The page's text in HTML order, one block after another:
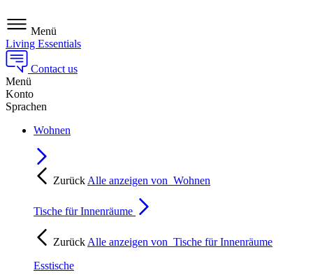
Menü
Living Essentials
Contact us
Menü
Konto
Sprachen
Wohnen
Zurück Alle anzeigen von Wohnen
Tische für Innenräume
Zurück Alle anzeigen von Tische für Innenräume
Esstische